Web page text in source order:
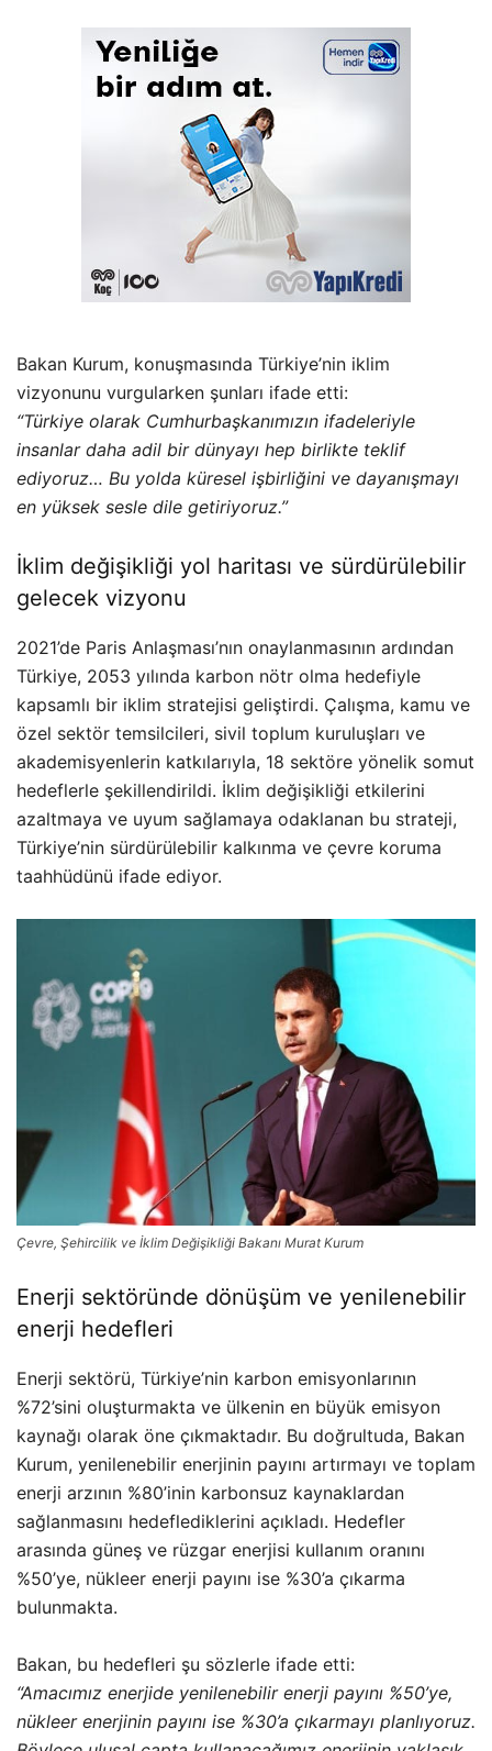
Bakan Kurum, konuşmasında Türkiye’nin iklim
vizyonunu vurgularken şunları ifade etti:
“Türkiye olarak Cumhurbaşkanımızın ifadeleriyle
insanlar daha adil bir dünyayı hep birlikte teklif
ediyoruz… Bu yolda küresel işbirliğini ve dayanışmayı
en yüksek sesle dile getiriyoruz.”
İklim değişikliği yol haritası ve sürdürülebilir
gelecek vizyonu
2021’de Paris Anlaşması’nın onaylanmasının ardından
Türkiye, 2053 yılında karbon nötr olma hedefiyle
kapsamlı bir iklim stratejisi geliştirdi. Çalışma, kamu ve
özel sektör temsilcileri, sivil toplum kuruluşları ve
akademisyenlerin katkılarıyla, 18 sektöre yönelik somut
hedeflerle şekillendirildi. İklim değişikliği etkilerini
azaltmaya ve uyum sağlamaya odaklanan bu strateji,
Türkiye’nin sürdürülebilir kalkınma ve çevre koruma
taahhüdünü ifade ediyor.
Çevre, Şehircilik ve İklim Değişikliği Bakanı Murat Kurum
Enerji sektöründe dönüşüm ve yenilenebilir
enerji hedefleri
Enerji sektörü, Türkiye’nin karbon emisyonlarının
%72’sini oluşturmakta ve ülkenin en büyük emisyon
kaynağı olarak öne çıkmaktadır. Bu doğrultuda, Bakan
Kurum, yenilenebilir enerjinin payını artırmayı ve toplam
enerji arzının %80’inin karbonsuz kaynaklardan
sağlanmasını hedeflediklerini açıkladı. Hedefler
arasında güneş ve rüzgar enerjisi kullanım oranını
%50’ye, nükleer enerji payını ise %30’a çıkarma
bulunmakta.
Bakan, bu hedefleri şu sözlerle ifade etti:
“Amacımız enerjide yenilenebilir enerji payını %50’ye,
nükleer enerjinin payını ise %30’a çıkarmayı planlıyoruz.